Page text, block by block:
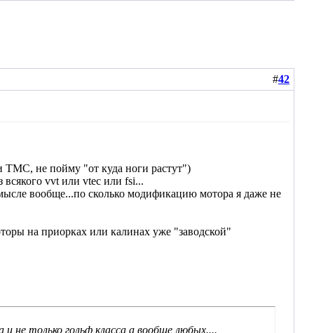
#42
ТМС, не пойму "от куда ноги растут")
vvt или vtec или fsi...
вообще...по сколько модификацию мотора я даже не
на приорках или калинах уже "заводской"
не только гольф класса,а вообще любых....